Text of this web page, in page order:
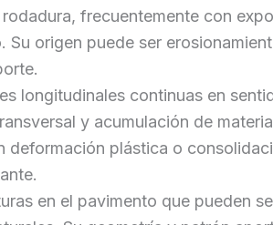
frecuentemente con
Su origen puede ser
longitudinales continuas en
y acumulación de
deformación plástica o
en el pavimento que pueden